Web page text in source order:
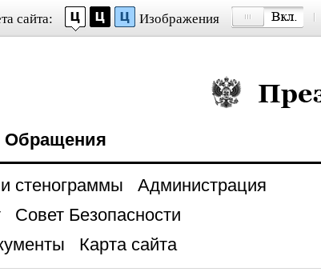
сайта: Изображения
Президент
Обращения
стенограммы
Администрация
Совет Безопасности
Карта сайта